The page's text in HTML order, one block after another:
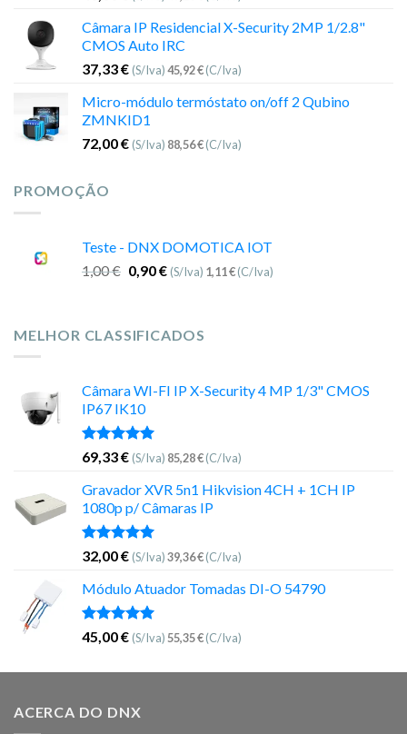
Câmara IP Residencial X-Security 2MP 1/2.8"
CMOS Auto IRC
37,33€ (S/Iva)45,92€(C/Iva)
Micro-módulo termóstato on/off 2 Qubino
ZMNKID1
72,00€ (S/Iva) 88,56€(C/Iva)
PROMOÇÃO
Teste - DNX DOMOTICA IOT
1,00€ 0,90€ (S/Iva) 1,11€(C/Iva)
MELHOR CLASSIFICADOS
Câmara WI-FI IP X-Security 4 MP 1/3" CMOS
IP67 IK10
Avaliação
5.00
de 5
69,33€ (S/Iva) 85,28€(C/Iva)
Gravador XVR 5n1 Hikvision 4CH + 1CH IP
1080p p/ Câmaras IP
Avaliação
5.00
de 5
32,00€ (S/Iva)39,36€(C/Iva)
Módulo Atuador Tomadas DI-O 54790
Avaliação
5.00
de 5
45,00€ (S/Iva)55,35€(C/Iva)
ACERCA DO DNX